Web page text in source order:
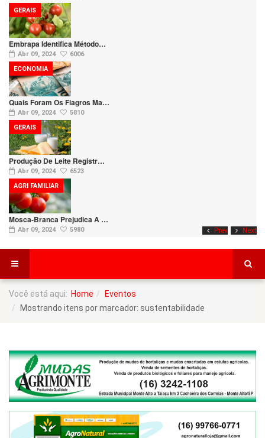
Prev Next
Embrapa Identifica Método…
Abr 09, 2024 6006
GERAIS
Quais Foram Os Fiagros Ma…
Abr 09, 2024 5810
ECONOMIA
Produção De Leite Registr…
Abr 09, 2024 6523
GERAIS
Mosca-Branca Prejudica A …
Abr 09, 2024 5980
AGRI FAMILIAR
Você está aqui: Home
Eventos
Mostrando itens por marcador: sustentabilidade